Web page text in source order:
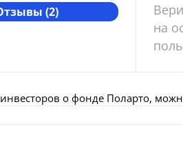
(2)
на
о фонде Поларто,